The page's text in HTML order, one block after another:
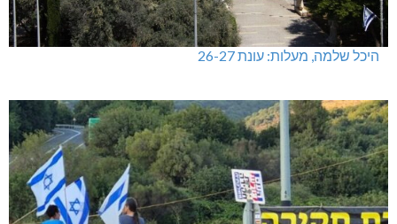
היכל שלמה, מעלות: עונת 26-27